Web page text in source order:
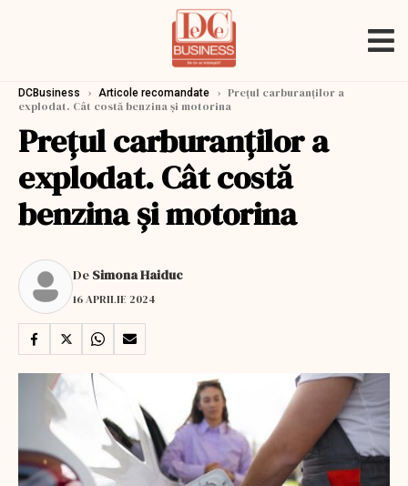
DCBusiness › Articole recomandate › Prețul carburanților a
explodat. Cât costă benzina și motorina
Prețul carburanților a
explodat. Cât costă
benzina și motorina
De Simona Haiduc
16 APRILIE 2024